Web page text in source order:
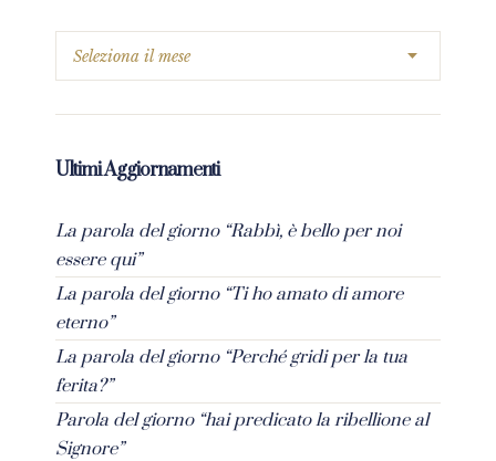
Ultimi Aggiornamenti
La parola del giorno “Rabbì, è bello per noi
essere qui”
La parola del giorno “Ti ho amato di amore
eterno”
La parola del giorno “Perché gridi per la tua
ferita?”
Parola del giorno “hai predicato la ribellione al
Signore”